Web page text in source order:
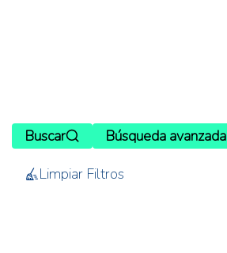
Buscar
Búsqueda avanzada
Limpiar Filtros